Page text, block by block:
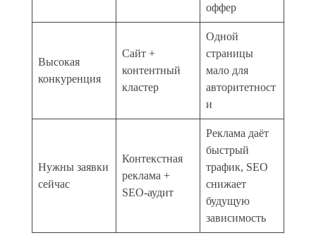
оффер
Высокая
конкуренция
Сайт +
контентный
кластер
Одной
страницы
мало для
авторитетност
и
Нужны заявки
сейчас
Контекстная
реклама +
SEO-аудит
Реклама даёт
быстрый
трафик, SEO
снижает
будущую
зависимость